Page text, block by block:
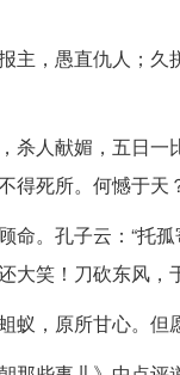
主，愚直仇人；
杀人献媚，五日
得死所。何憾于天
命。孔子云：“托
大笑！刀砍东风，
蚁，原所甘心。但